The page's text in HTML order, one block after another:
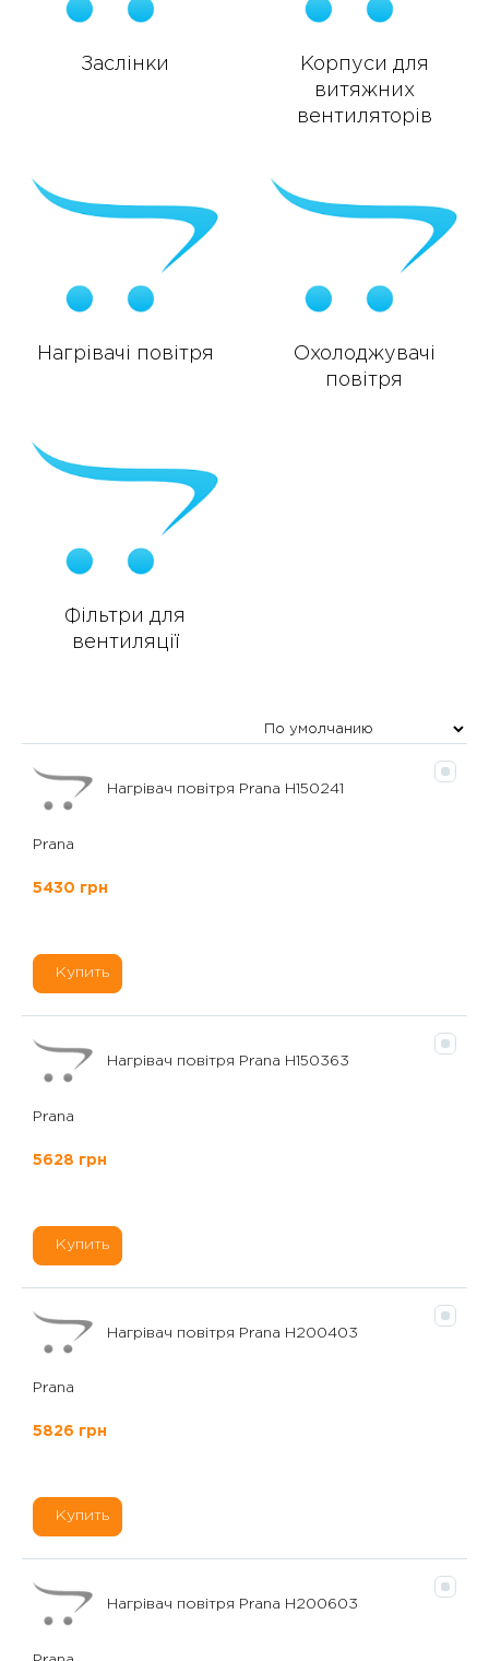
Заслінки
Корпуси для
витяжних
вентиляторів
Нагрівачі повітря
Охолоджувачі
повітря
Фільтри для
вентиляції
Нагрівач повітря Prana H150241
Prana
5430 грн
Купить
Нагрівач повітря Prana H150363
Prana
5628 грн
Купить
Нагрівач повітря Prana H200403
Prana
5826 грн
Купить
Нагрівач повітря Prana H200603